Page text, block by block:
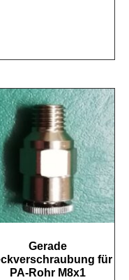
Gerade
für
PA-Rohr M8x1